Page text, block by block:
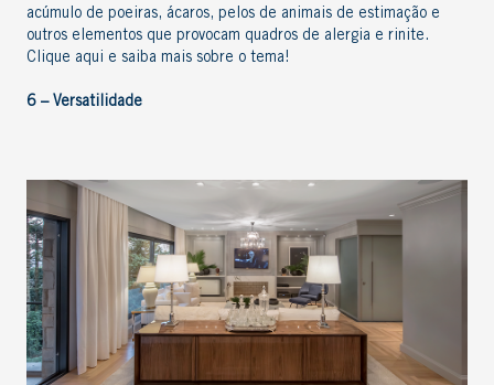
acúmulo de poeiras, ácaros, pelos de animais de estimação e
outros elementos que provocam quadros de alergia e rinite.
Clique aqui e saiba mais sobre o tema !
6 – Versatilidade